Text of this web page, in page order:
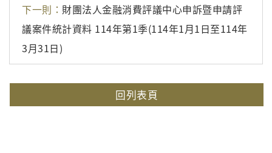
下一則： 財團法人金融消費評議中心申訴暨申請評
議案件統計資料 114年第1季(114年1月1日至114年
3月31日)
回列表頁